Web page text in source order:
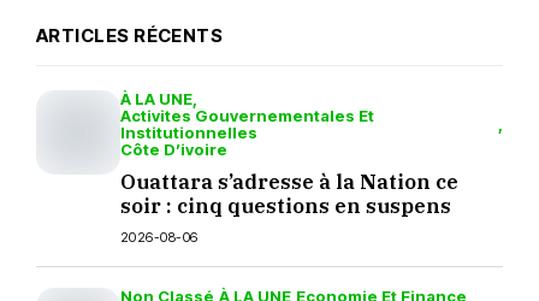
ARTICLES RÉCENTS
À LA UNE
Activites Gouvernementales Et
Institutionnelles
Côte D’ivoire
Ouattara s’adresse à la Nation ce
soir : cinq questions en suspens
2026-08-06
Non Classé À LA UNE Economie Et Finance